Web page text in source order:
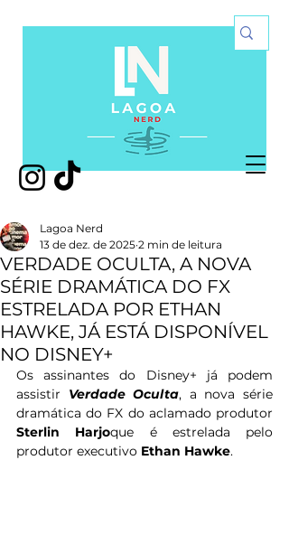
VERDADE OCULTA, A NOVA
SÉRIE DRAMÁTICA DO FX
ESTRELADA POR ETHAN
HAWKE, JÁ ESTÁ DISPONÍVEL
NO DISNEY+
Lagoa Nerd
13 de dez. de 2025 2 min de leitura
Os assinantes do Disney+ já podem
assistir Verdade Oculta, a nova série
Sterlin Harjoque é estrelada pelo
produtor executivo Ethan Hawke.